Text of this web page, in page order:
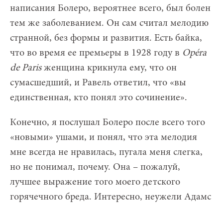
написания Болеро, вероятнее всего, был болен
тем же заболеванием. Он сам считал мелодию
странной, без формы и развития. Есть байка,
что во время ее премьеры в 1928 году в Opéra
deParisженщина крикнула ему, что он
сумасшедший, и Равель ответил, что «вы
единственная, кто понял это сочинение».
Конечно, я послушал Болеро после всего того
«новыми» ушами, и понял, что эта мелодия
мне всегда не нравилась, пугала меня слегка,
но не понимал, почему. Она – пожалуй,
лучшее выражение того моего детского
горячечного бреда. Интересно, неужели Адамс